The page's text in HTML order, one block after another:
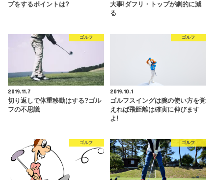
プをするポイントは?
大事!ダフリ・トップが劇的に減
る
ゴルフ
2019.11.7
切り返しで体重移動はする?ゴル
フの不思議
ゴルフ
2019.10.1
ゴルフスイングは腕の使い方を覚
えれば飛距離は確実に伸びます
よ!
ゴルフ ゴルフ